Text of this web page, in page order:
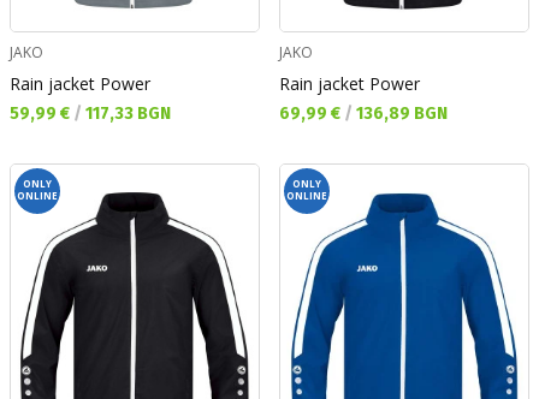
JAKO
Rain jacket Power
Текуща цена:
59,99 € / 117,33 BGN
JAKO
Rain jacket Power
Текуща цена:
69,99 € / 136,89 BGN
ONLY
ONLINE
ONLY
ONLINE